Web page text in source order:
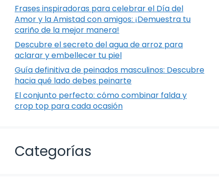
Frases inspiradoras para celebrar el Día del
Amor y la Amistad con amigos: ¡Demuestra tu
cariño de la mejor manera!
Descubre el secreto del agua de arroz para
aclarar y embellecer tu piel
Guía definitiva de peinados masculinos: Descubre
hacia qué lado debes peinarte
El conjunto perfecto: cómo combinar falda y
crop top para cada ocasión
Categorías